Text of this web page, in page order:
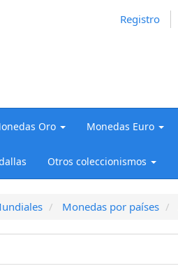
Registro
Oro Monedas Euro
Otros coleccionismos
Monedas por países